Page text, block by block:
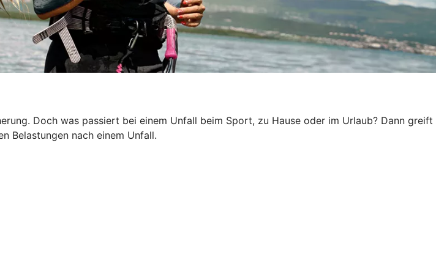
Doch was passiert bei einem Unfall beim Sport, zu Hause oder im Urlaub? Dann greift
Belastungen nach einem Unfall.